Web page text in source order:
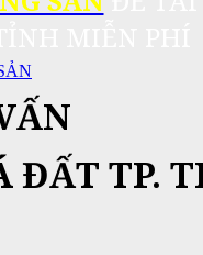
ĐẤT TP.